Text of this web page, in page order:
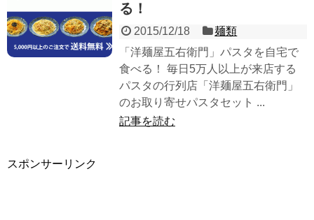
る！
2015/12/18
麺類
「洋麺屋五右衛門」パスタを自宅で
食べる！ 毎日5万人以上が来店する
パスタの行列店「洋麺屋五右衛門」
のお取り寄せパスタセット ...
記事を読む
スポンサーリンク